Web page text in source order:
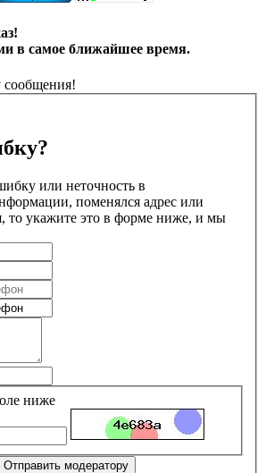
в самое ближайшее время.
сообщения!
или неточность в
поменялся адрес или
то укажите это в форме ниже, и мы
ниже
Отправить модератору